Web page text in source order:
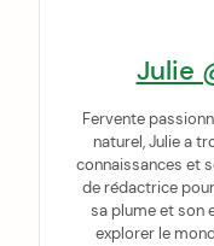
Julie
Fervente
naturel, Julie a
connaissances et
de rédactrice
sa plume et son
explorer le